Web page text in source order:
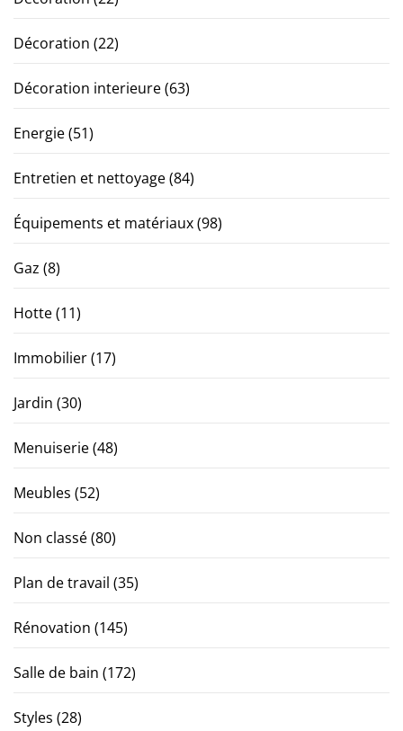
Décoration (22)
Décoration interieure(63)
Energie(51)
Entretien et nettoyage(84)
Équipements et matériaux(98)
Gaz (8)
Hotte(11)
Immobilier(17)
Jardin (30)
Menuiserie(48)
Meubles (52)
Non classé(80)
Plan de travail (35)
Rénovation (145)
Salle de bain (172)
Styles (28)